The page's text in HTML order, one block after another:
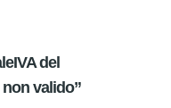
del
valido”